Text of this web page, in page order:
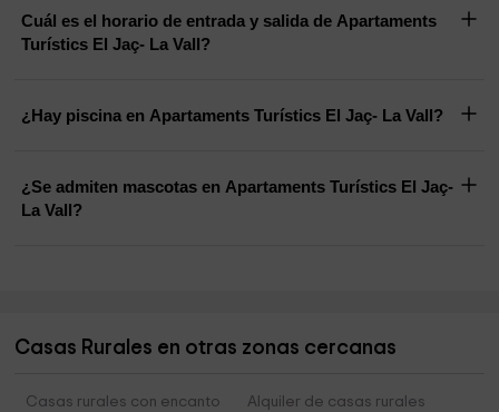
Cuál es el horario de entrada y salida de Apartaments
Turístics El Jaç- La Vall?
¿Hay piscina en Apartaments Turístics El Jaç- La Vall?
¿Se admiten mascotas en Apartaments Turístics El Jaç-
La Vall?
Casas Rurales en otras zonas cercanas
Casas rurales con encanto
Alquiler de casas rurales